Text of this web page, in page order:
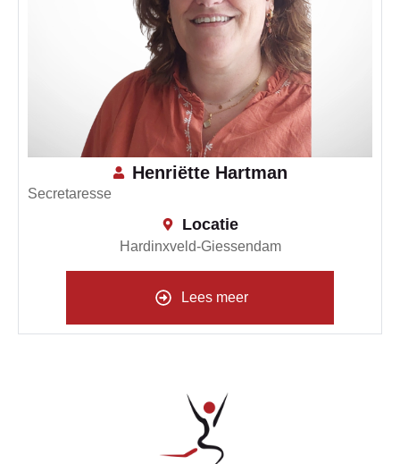
Henriëtte Hartman
Secretaresse
Locatie
Hardinxveld-Giessendam
Lees meer